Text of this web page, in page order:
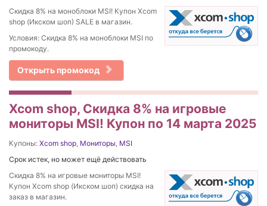
Скидка 8% на моноблоки MSI! Купон Xcom
shop (Икском шоп) SALE в магазин.
Условия: Скидка 8% на моноблоки MSI по
промокоду.
Открыть промокод
Xcom shop, Скидка 8% на игровые
мониторы MSI! Купон по 14 марта 2025
Купоны: Xcom shop Мониторы MSI
Срок истек, но может ещё действовать
Скидка 8% на игровые мониторы MSI!
Купон Xcom shop (Икском шоп) скидка на
заказ в магазин.